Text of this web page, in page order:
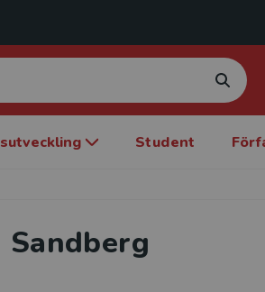
Student
Sandberg